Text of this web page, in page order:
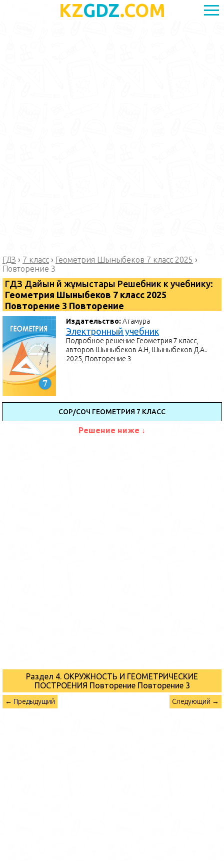
KZGDZ.COM
ГДЗ › 7 класс › Геометрия Шыныбеков 7 класс 2025 ›
Повторение 3
ГДЗ Дайын үй жұмыстары Решебник к учебнику:
Геометрия Шыныбеков 7 класс 2025
Повторение 3 Повторение
Издательство:Атамура
Электронный учебник
Подробное решение Геометрия 7 класс,
авторов Шыныбеков А.Н, Шыныбеков Д.А..
2025, Повторение 3
СОР/СОЧ ГЕОМЕТРИЯ 7 КЛАСС
Решение ниже ↓
Раздел 4. ОКРУЖНОСТЬ И ГЕОМЕТРИЧЕСКИЕ
ПОСТРОЕНИЯ Повторение Повторение 3
← Предыдущий Следующий →